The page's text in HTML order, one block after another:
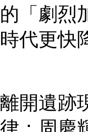
「劇烈
代更快
開遺跡